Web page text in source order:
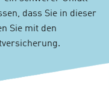
dass Sie in dieser
Sie mit den